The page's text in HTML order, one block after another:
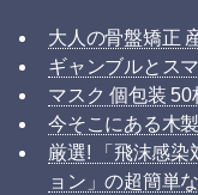
大人の骨盤矯正
ギャンブルとス
マスク 個包装
今そこにある木
厳選! 「飛沫感染
ョン」の超簡単